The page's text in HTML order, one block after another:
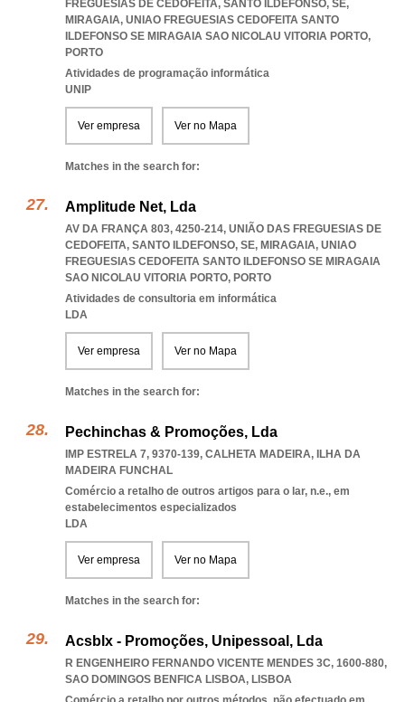
FREGUESIAS DE CEDOFEITA, SANTO ILDEFONSO, SE,
MIRAGAIA, UNIAO FREGUESIAS CEDOFEITA SANTO
ILDEFONSO SE MIRAGAIA SAO NICOLAU VITORIA PORTO,
PORTO
Atividades de programação informática
UNIP
Ver empresa Ver no Mapa
Matches in the search for:
Amplitude Net, Lda
AV DA FRANÇA 803, 4250-214, UNIÃO DAS FREGUESIAS DE
CEDOFEITA, SANTO ILDEFONSO, SE, MIRAGAIA, UNIAO
FREGUESIAS CEDOFEITA SANTO ILDEFONSO SE MIRAGAIA
SAO NICOLAU VITORIA PORTO, PORTO
Atividades de consultoria em informática
LDA
Ver empresa Ver no Mapa
Matches in the search for:
Pechinchas & Promoções, Lda
IMP ESTRELA 7, 9370-139, CALHETA MADEIRA, ILHA DA
MADEIRA FUNCHAL
Comércio a retalho de outros artigos para o lar, n.e., em
estabelecimentos especializados
LDA
Ver empresa Ver no Mapa
Matches in the search for:
Acsblx - Promoções, Unipessoal, Lda
R ENGENHEIRO FERNANDO VICENTE MENDES 3C, 1600-880,
SAO DOMINGOS BENFICA LISBOA, LISBOA